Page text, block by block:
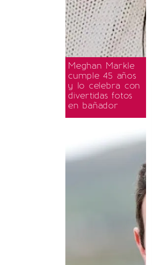
Meghan Markle
cumple 45 años
y lo celebra con
divertidas fotos
en bañador